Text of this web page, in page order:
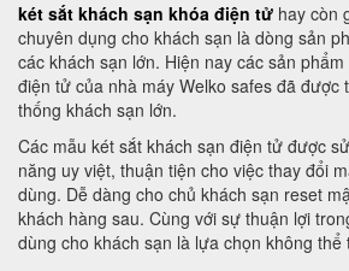
két sắt khách sạn khóa điện tử hay còn
chuyên dụng cho khách sạn là dòng sản
các khách sạn lớn. Hiện nay các sản
điện tử của nhà máy Welko safes đã được
thống khách sạn lớn.
Các mẫu két sắt khách sạn điện tử được
năng uy việt, thuận tiện cho việc thay đổi
dùng. Dễ dàng cho chủ khách sạn reset
khách hàng sau. Cùng với sự thuận lợi
dùng cho khách sạn là lựa chọn không thể